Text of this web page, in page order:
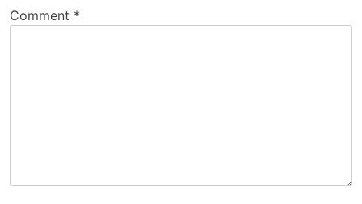
Comment *